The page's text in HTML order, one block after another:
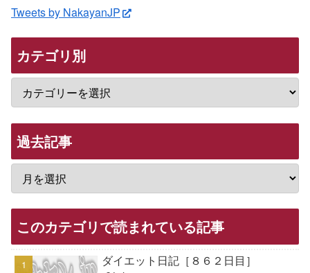
Tweets by NakayanJP
カテゴリ別
過去記事
このカテゴリで読まれている記事
ダイエット日記［８６２日目］